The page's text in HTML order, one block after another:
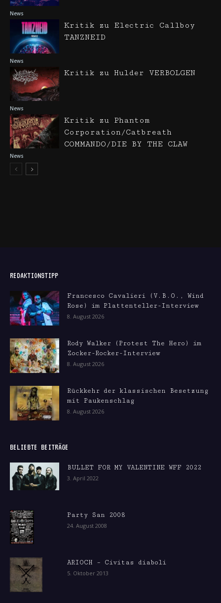
News
News
Kritik zu Electric Callboy
TANZNEID
News
Kritik zu Hulder VERBOLGEN
News
Kritik zu Phantom
Corporation/Catbreath
COMMANDO/DIE BY THE CLAW
REDAKTIONSTIPP
Francesco Cavalieri (V.B.O., Wind
Rose) im Plattenteller-Interview
8. August 2026
Rody Walker (Protest The Hero) im
Zocker-Rocker-Interview
8. August 2026
Rückkehr der klassischen Besetzung
mit Paukenschlag
8. August 2026
BELIEBTE BEITRÄGE
BULLET FOR MY VALENTINE WFF 2022
3. April 2022
Party San 2008
24. August 2008
ARIOCH – Civitas diaboli
5. Oktober 2013